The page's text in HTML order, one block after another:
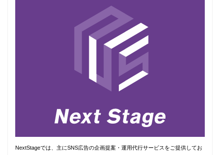
NextStageでは、主にSNS広告の企画提案・運用代行サービスをご提供してお